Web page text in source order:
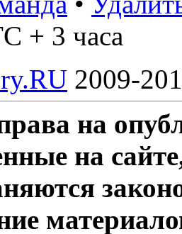
+ 3 часа
2009-
на
на